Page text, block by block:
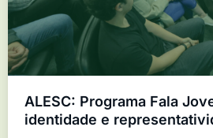
ALESC: Programa Fala
identidade e